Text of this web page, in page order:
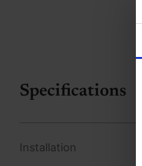
Specifications
Installation